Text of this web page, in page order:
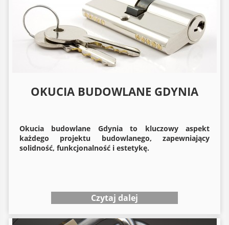
OKUCIA BUDOWLANE GDYNIA
Okucia budowlane Gdynia to kluczowy aspekt
każdego projektu budowlanego, zapewniający
solidność, funkcjonalność i estetykę.
Czytaj dalej